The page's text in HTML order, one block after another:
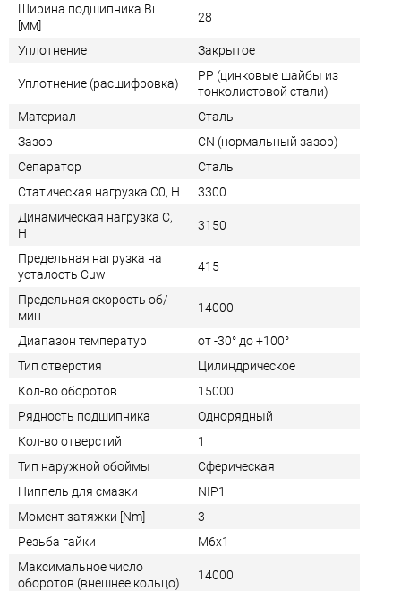
Ширина подшипника Bi
[мм]
28
Уплотнение Закрытое
Уплотнение (расшифровка)
PP (цинковые шайбы из
тонколистовой стали)
Материал
Сталь
Зазор
CN (нормальный зазор)
Сепаратор
Сталь
Статическая нагрузка C0, Н
3300
Динамическая нагрузка C,
Н
3150
Предельная нагрузка на
усталость Cuw
415
Предельная скорость об/
мин
14000
Диапазон температур
от -30° до +100°
Тип отверстия
Цилиндрическое
Кол-во оборотов
15000
Рядность подшипника
Однорядный
Кол-во отверстий
1
Тип наружной обоймы
Сферическая
Ниппель для смазки
NIP1
Момент затяжки [Nm]
3
Резьба гайки
M6x1
Максимальное число
оборотов (внешнее кольцо)
14000